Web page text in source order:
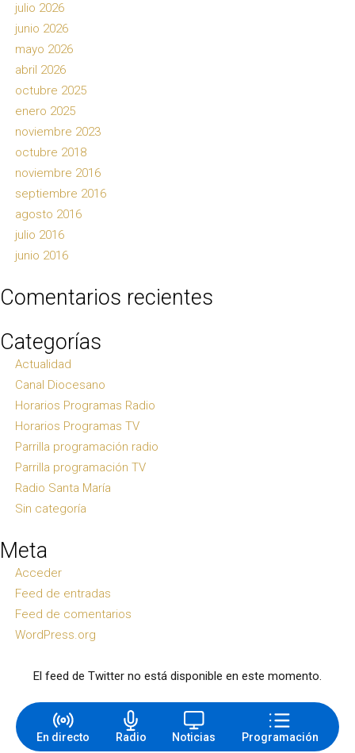
julio 2026
junio 2026
mayo 2026
abril 2026
octubre 2025
enero 2025
noviembre 2023
octubre 2018
noviembre 2016
septiembre 2016
agosto 2016
julio 2016
junio 2016
Comentarios recientes
Categorías
Actualidad
Canal Diocesano
Horarios Programas Radio
Horarios Programas TV
Parrilla programación radio
Parrilla programación TV
Radio Santa María
Sin categoría
Meta
Acceder
Feed de entradas
Feed de comentarios
WordPress.org
El feed de Twitter no está disponible en este momento.
En directo Radio Noticias Programación